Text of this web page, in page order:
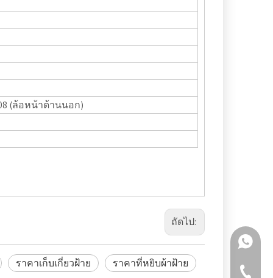
(ล้อหน้าด้านนอก)
ถัดไป:
ราคาเก็บเกี่ยวฝ้าย ราคาที่หยิบผ้าฝ้าย
+86
+86-